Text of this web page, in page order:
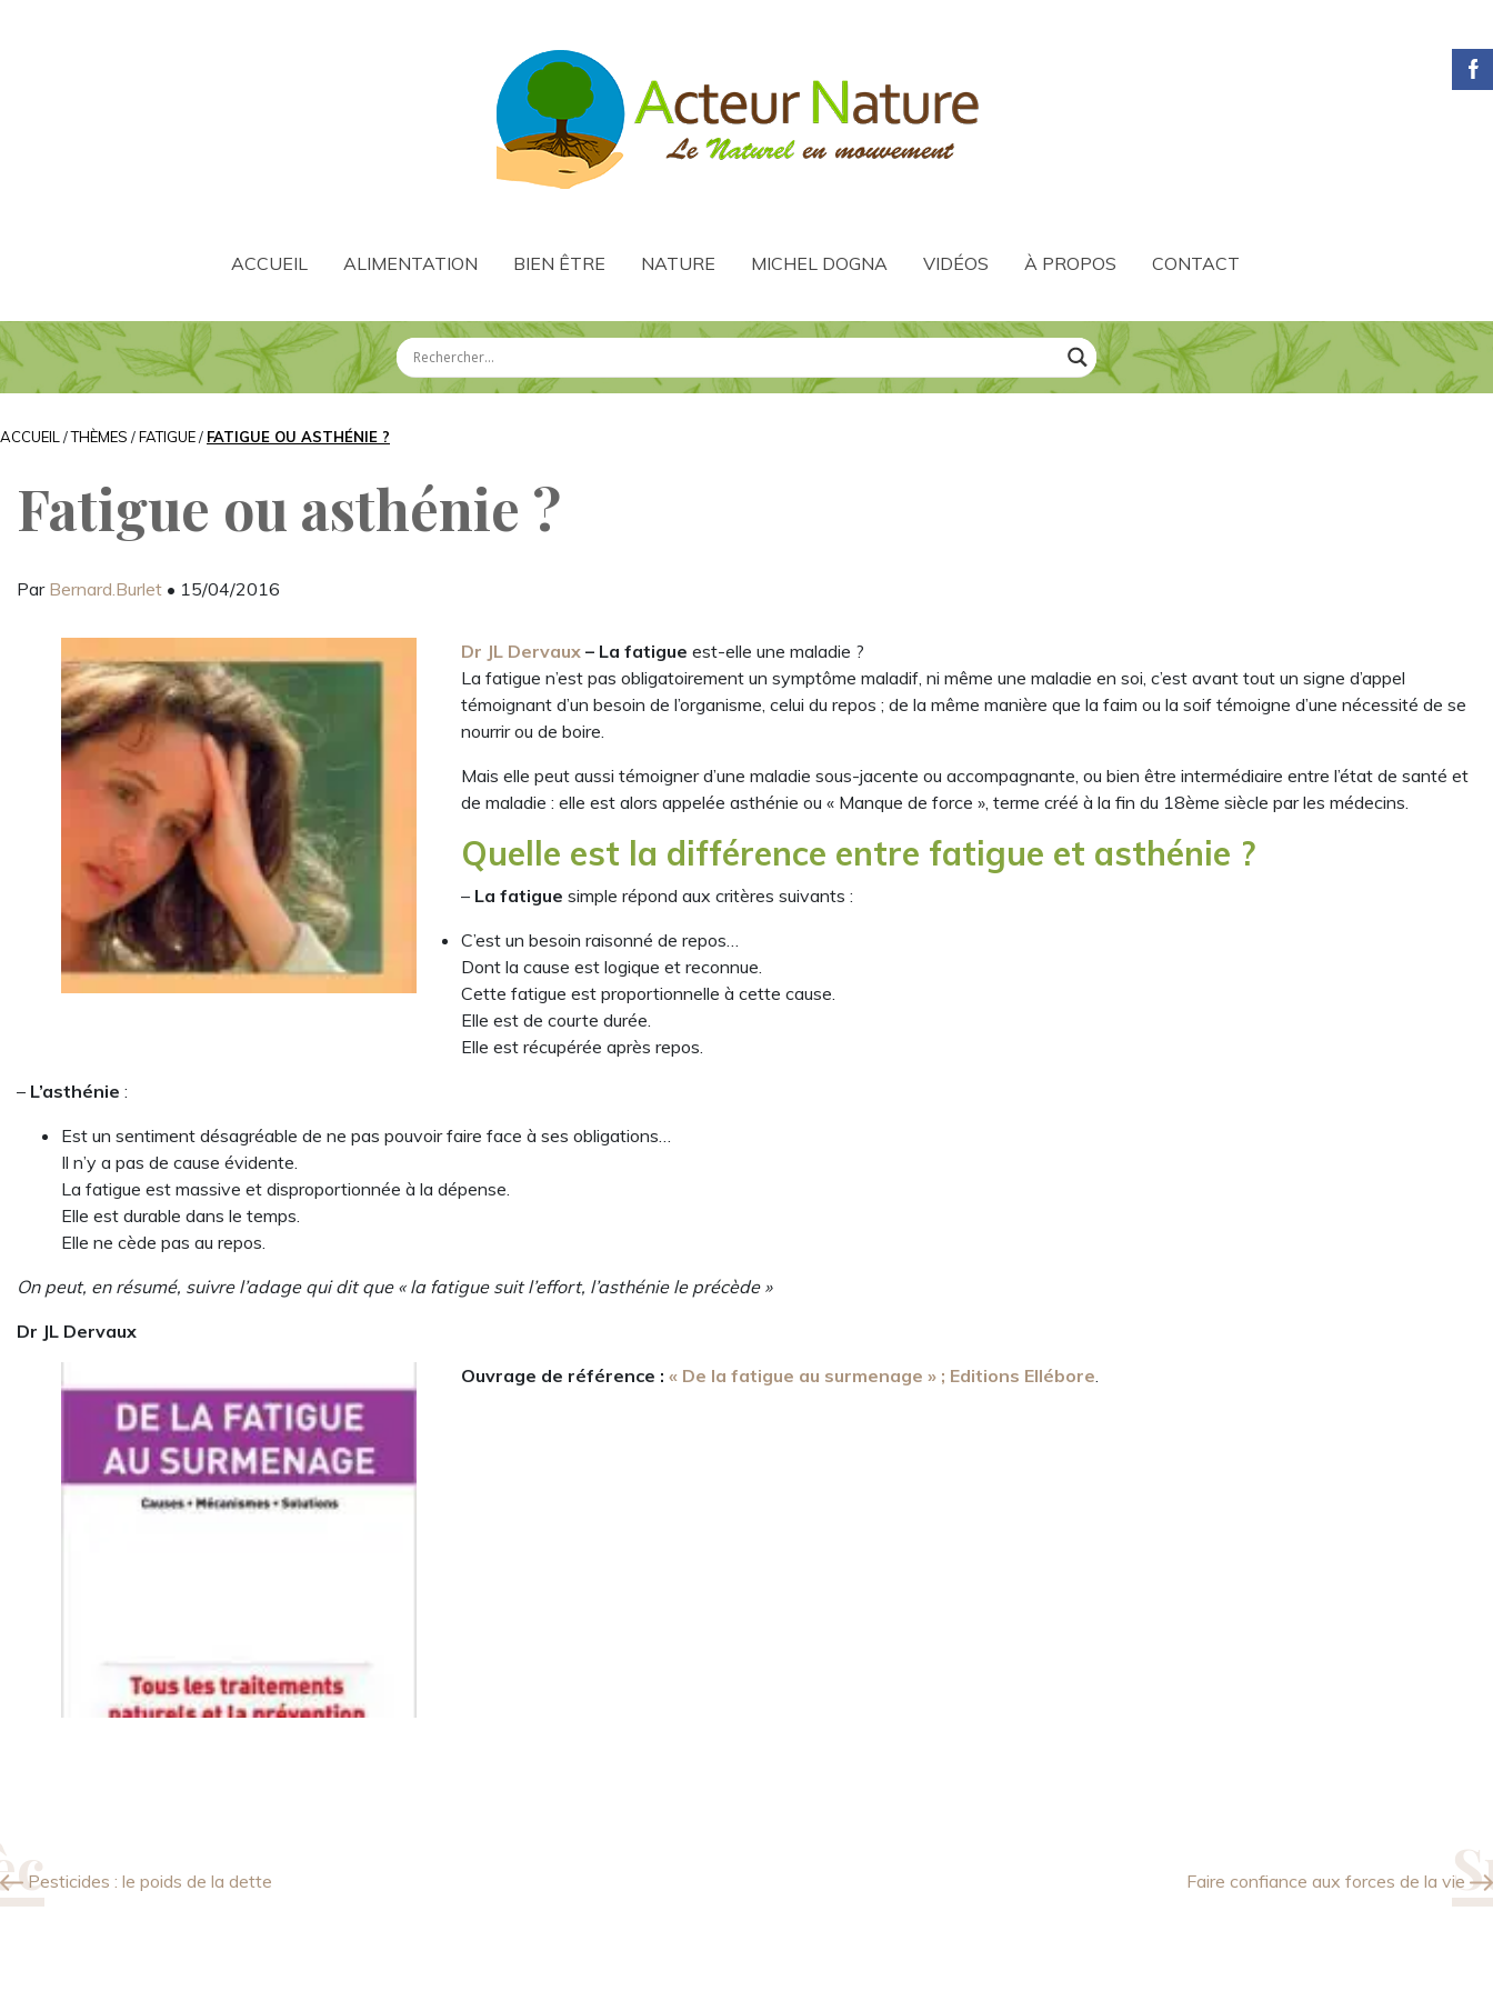
ACCUEIL ALIMENTATION BIEN ÊTRE NATURE MICHEL DOGNA VIDÉOS À PROPOS CONTACT
ACCUEIL /THÈMES /FATIGUE/ FATIGUE OU ASTHÉNIE ?
Fatigue ou asthénie ?
Par Bernard.Burlet • 15/04/2016
Dr JL Dervaux – La fatigue est-elle une maladie ?
La fatigue n’est pas obligatoirement un symptôme maladif, ni même une maladie en soi, c’est avant tout un signe d’appel
témoignant d’un besoin de l’organisme, celui du repos ; de la même manière que la faim ou la soif témoigne d’une nécessité de se
nourrir ou de boire.
Mais elle peut aussi témoigner d’une maladie sous-jacente ou accompagnante, ou bien être intermédiaire entre l’état de santé et
de maladie : elle est alors appelée asthénie ou « Manque de force », terme créé à la fin du 18ème siècle par les médecins.
Quelle est la différence entre fatigue et asthénie ?
– La fatigue simple répond aux critères suivants :
C’est un besoin raisonné de repos…
Dont la cause est logique et reconnue.
Cette fatigue est proportionnelle à cette cause.
Elle est de courte durée.
Elle est récupérée après repos.
– L’asthénie :
Est un sentiment désagréable de ne pas pouvoir faire face à ses obligations…
Il n’y a pas de cause évidente.
La fatigue est massive et disproportionnée à la dépense.
Elle est durable dans le temps.
Elle ne cède pas au repos.
On peut, en résumé, suivre l’adage qui dit que « la fatigue suit l’effort, l’asthénie le précède »
Dr JL Dervaux
Ouvrage de référence : « De la fatigue au surmenage » ; Editions Ellébore.
Pesticides : le poids de la dette Faire confiance aux forces de la vie